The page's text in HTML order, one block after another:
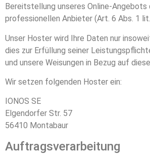
Bereitstellung unseres Online-Angebots
professionellen Anbieter (Art. 6 Abs. 1
Unser Hoster wird Ihre Daten nur
dies zur Erfüllung seiner
und unsere Weisungen in Bezug auf
Wir setzen folgenden Hoster ein:
IONOS SE
Elgendorfer Str. 57
56410 Montabaur
Auftragsverarbeitung